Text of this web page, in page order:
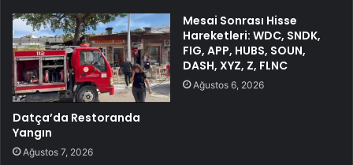
Datça’da Restoranda
Yangın
Ağustos 7, 2026
Mesai Sonrası Hisse
Hareketleri: WDC, SNDK,
FIG, APP, HUBS, SOUN,
DASH, XYZ, Z, FLNC
Ağustos 6, 2026